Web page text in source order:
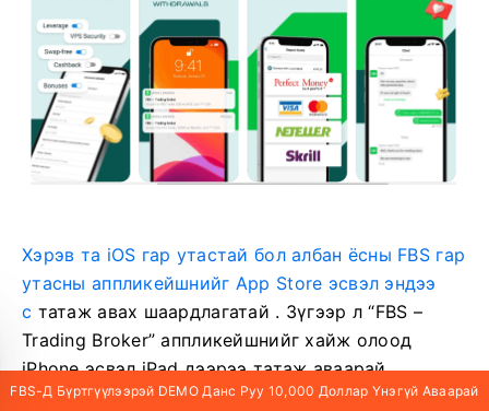
Хэрэв та iOS гар утастай бол албан ёсны FBS гар
утасны аппликейшнийг App Store эсвэл эндээ
с татаж авах шаардлагатай . Зүгээр л “FBS –
Trading Broker” аппликейшнийг хайж олоод
iPhone эсвэл iPad дээрээ татаж аваарай.
FBS-Д Бүртгүүлээрэй DEMO Данс Руу 10,000 Доллар Үнэгүй Аваарай